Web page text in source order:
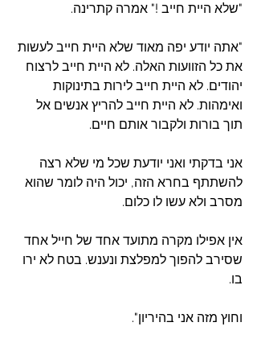
"שלא היית חייב !" אמרה קתרינה.
"אתה יודע יפה מאוד שלא היית חייב לעשות
את כל הזוועות האלה. לא היית חייב לרצוח
יהודים. לא היית חייב לירות בתינוקות
ואימהות. לא היית חייב להריץ אנשים אל
תוך בורות ולקבור אותם חיים.
אני בדקתי ואני יודעת שכל מי שלא רצה
להשתתף בחרא הזה, יכול היה לומר שהוא
מסרב ולא עשו לו כלום.
אין אפילו מקרה מתועד אחד של חייל אחד
שסירב להפוך למפלצת ונענש. בטח לא ירו
בו.
וחוץ מזה אני בהיריון".